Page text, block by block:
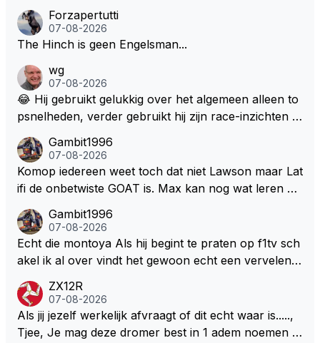
Forzapertutti
07-08-2026
The Hinch is geen Engelsman...
wg
07-08-2026
😂 Hij gebruikt gelukkig over het algemeen alleen to
psnelheden, verder gebruikt hij zijn race-inzichten q
een bocht zegt helemaal niets, dus wat dat betreft h
eeft hij sowieso gelijk 😂.
Gambit1996
07-08-2026
Komop iedereen weet toch dat niet Lawson maar Lat
ifi de onbetwiste GOAT is. Max kan nog wat leren va
milton, hahahaha. Latifi pakt ze allemaal met de oge
n dicht met als onbetwiste nummer 2 of GOATINES
S Lawson natuurlijk 😂😂😂😂😂
Gambit1996
07-08-2026
Echt die montoya Als hij begint te praten op f1tv sch
akel ik al over vindt het gewoon echt een vervelend
weet 🤮🤮
ZX12R
07-08-2026
Als jij jezelf werkelijk afvraagt of dit echt waar is.....,
Tjee, Je mag deze dromer best in 1 adem noemen m